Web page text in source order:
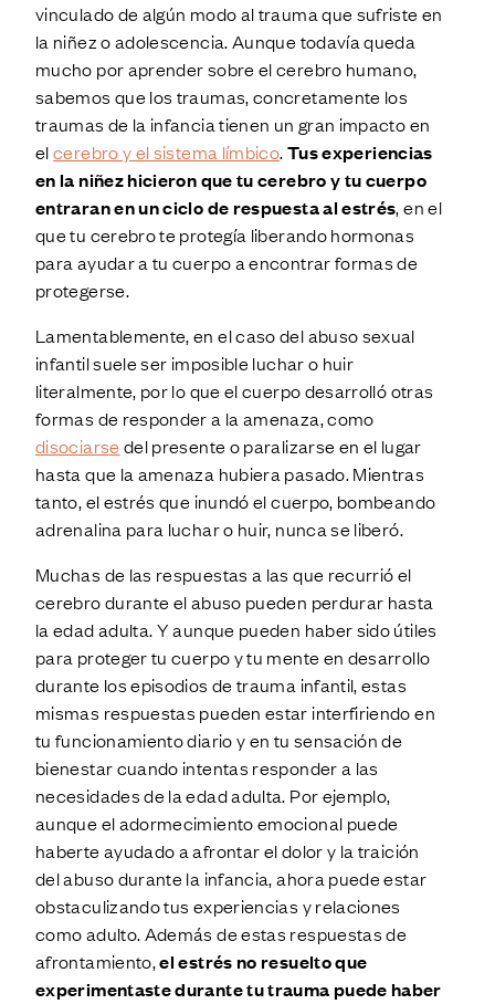
vinculado de algún modo al trauma que sufriste en
la niñez o adolescencia. Aunque todavía queda
mucho por aprender sobre el cerebro humano,
sabemos que los traumas, concretamente los
traumas de la infancia tienen un gran impacto en
elcerebro y el sistema límbico.Tus experiencias
en la niñez hicieron que tu cerebro y tu cuerpo
entraran en un ciclo de respuesta al estrés, en el
que tu cerebro te protegía liberando hormonas
para ayudar a tu cuerpo a encontrar formas de
protegerse.
Lamentablemente, en el caso del abuso sexual
infantil suele ser imposible luchar o huir
literalmente, por lo que el cuerpo desarrolló otras
formas de responder a la amenaza, como
disociarse del presente o paralizarse en el lugar
hasta que la amenaza hubiera pasado. Mientras
tanto, el estrés que inundó el cuerpo, bombeando
adrenalina para luchar o huir, nunca se liberó.
Muchas de las respuestas a las que recurrió el
cerebro durante el abuso pueden perdurar hasta
la edad adulta. Y aunque pueden haber sido útiles
para proteger tu cuerpo y tu mente en desarrollo
durante los episodios de trauma infantil, estas
mismas respuestas pueden estar interfiriendo en
tu funcionamiento diario y en tu sensación de
bienestar cuando intentas responder a las
necesidades de la edad adulta. Por ejemplo,
aunque el adormecimiento emocional puede
haberte ayudado a afrontar el dolor y la traición
del abuso durante la infancia, ahora puede estar
obstaculizando tus experiencias y relaciones
como adulto. Además de estas respuestas de
afrontamiento,el estrés no resuelto que
experimentaste durante tu trauma puede haber